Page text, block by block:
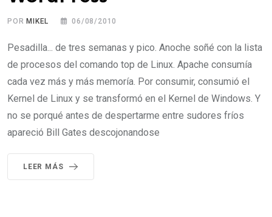
PORMIKEL 06/08/2010
Pesadilla... de tres semanas y pico. Anoche soñé con la lista
de procesos del comando top de Linux. Apache consumía
cada vez más y más memoría. Por consumir, consumió el
Kernel de Linux y se transformó en el Kernel de Windows. Y
no se porqué antes de despertarme entre sudores fríos
apareció Bill Gates descojonandose
LEER MÁS